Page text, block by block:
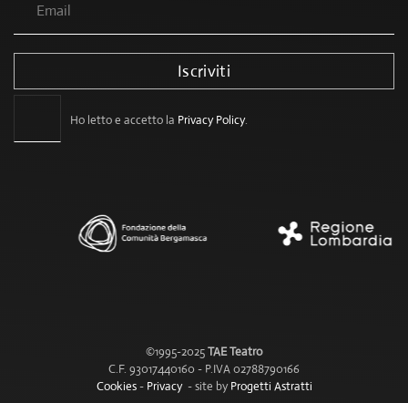
Iscriviti
Ho letto e accetto la Privacy Policy.
©1995-2025TAE Teatro
C.F. 93017440160 - P.IVA 02788790166
Cookies- Privacy- site byProgetti Astratti